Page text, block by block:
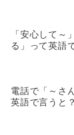
「安心して～
る」って英語
電話で「～さ
英語で言うと？